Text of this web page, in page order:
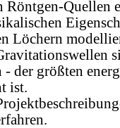
Quellen
Löchern
der größten
ist.